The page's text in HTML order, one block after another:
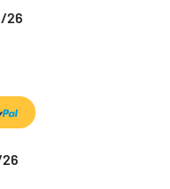
26
26